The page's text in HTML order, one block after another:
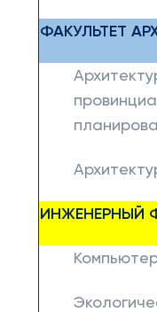
ФАКУЛЬТЕТ
ИНЖЕНЕРНЫЙ